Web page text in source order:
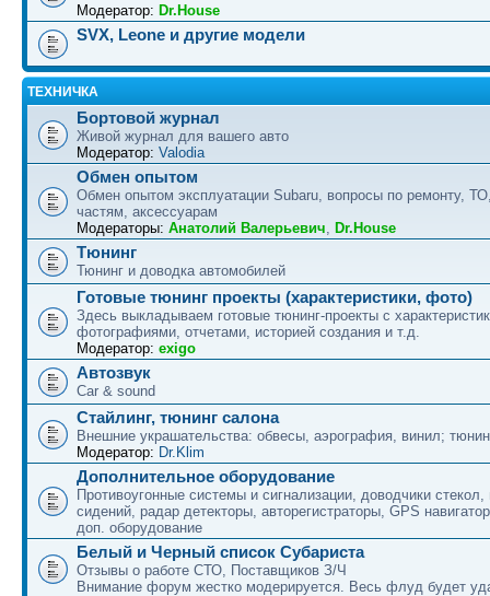
Модератор: Dr.House
SVX, Leone и другие модели
ТЕХНИЧКА
Бортовой журнал
Живой журнал для вашего авто
Модератор: Valodia
Обмен опытом
Обмен опытом эксплуатации Subaru, вопросы по ремонту,
частям, аксессуарам
Модераторы: Анатолий Валерьевич, Dr.House
Тюнинг
Тюнинг и доводка автомобилей
Готовые тюнинг проекты (характеристики, фото)
Здесь выкладываем готовые тюнинг-проекты с
фотографиями, отчетами, историей создания и т.д.
Модератор: exigo
Автозвук
Car & sound
Стайлинг, тюнинг салона
Внешние украшательства: обвесы, аэрография, винил;
Модератор: Dr.Klim
Дополнительное оборудование
Противоугонные системы и сигнализации, доводчики стекол,
сидений, радар детекторы, авторегистраторы, GPS
доп. оборудование
Белый и Черный список Субариста
Отзывы о работе СТО, Поставщиков З/Ч
Внимание форум жестко модерируется. Весь флуд будет